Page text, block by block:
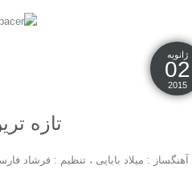
ژانویه
02
2015
تازه
: میلاد بابایی ، تنظیم : فرشاد